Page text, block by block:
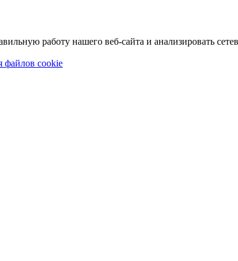
работу нашего веб-сайта и анализировать
файлов cookie